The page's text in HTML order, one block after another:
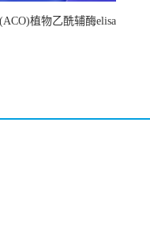
植物乙酰辅酶elisa